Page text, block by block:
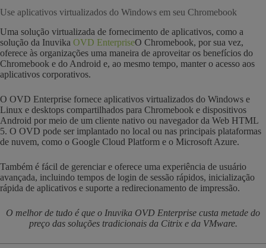
Use aplicativos virtualizados do Windows em seu Chromebook
Uma solução virtualizada de fornecimento de aplicativos, como a
solução da Inuvika OVD EnterpriseO Chromebook, por sua vez,
oferece às organizações uma maneira de aproveitar os benefícios do
Chromebook e do Android e, ao mesmo tempo, manter o acesso aos
aplicativos corporativos.
O OVD Enterprise fornece aplicativos virtualizados do Windows e
Linux e desktops compartilhados para Chromebook e dispositivos
Android por meio de um cliente nativo ou navegador da Web HTML
5. O OVD pode ser implantado no local ou nas principais plataformas
de nuvem, como o Google Cloud Platform e o Microsoft Azure.
Também é fácil de gerenciar e oferece uma experiência de usuário
avançada, incluindo tempos de login de sessão rápidos, inicialização
rápida de aplicativos e suporte a redirecionamento de impressão.
O melhor de tudo é que o Inuvika OVD Enterprise custa metade do
preço das soluções tradicionais da Citrix e da VMware.